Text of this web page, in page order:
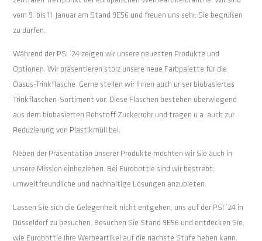
vom 9. bis 11. Januar am Stand 9E56 und freuen uns sehr, Sie begrüßen
zu dürfen.
Während der PSI ’24 zeigen wir unsere neuesten Produkte und
Optionen. Wir präsentieren stolz unsere neue Farbpalette für die
Oasus-Trinkflasche. Gerne stellen wir Ihnen auch unser biobasiertes
Trinkflaschen-Sortiment vor: Diese Flaschen bestehen überwiegend
aus dem biobasierten Rohstoff Zuckerrohr und tragen u.a. auch zur
Reduzierung von Plastikmüll bei.
Neben der Präsentation unserer Produkte möchten wir Sie auch in
unsere Mission einbeziehen. Bei Eurobottle sind wir bestrebt,
umweltfreundliche und nachhaltige Lösungen anzubieten.
Lassen Sie sich die Gelegenheit nicht entgehen, uns auf der PSI ’24 in
Düsseldorf zu besuchen. Besuchen Sie Stand 9E56 und entdecken Sie,
wie Eurobottle Ihre Werbeartikel auf die nächste Stufe heben kann.